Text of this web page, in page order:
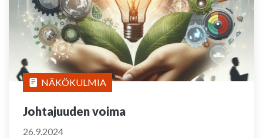
NÄKÖKULMIA
Johtajuuden voima
26.9.2024